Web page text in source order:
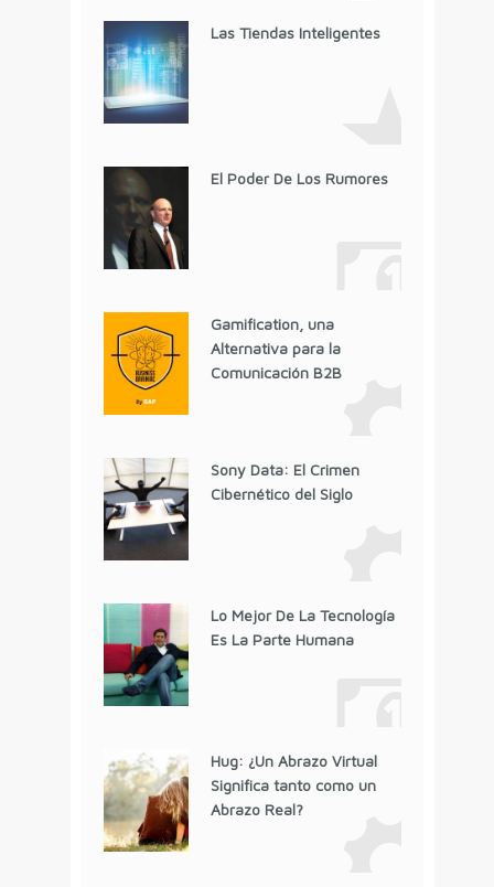
Las Tiendas Inteligentes
El Poder De Los Rumores
Gamification, una
Alternativa para la
Comunicación B2B
Sony Data: El Crimen
Cibernético del Siglo
Lo Mejor De La Tecnología
Es La Parte Humana
Hug: ¿Un Abrazo Virtual
Significa tanto como un
Abrazo Real?